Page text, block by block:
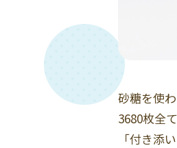
砂糖を使
3680枚全
「付き添